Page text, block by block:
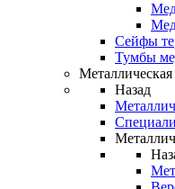
Сейфы
Тумбы
Металлическая
Назад